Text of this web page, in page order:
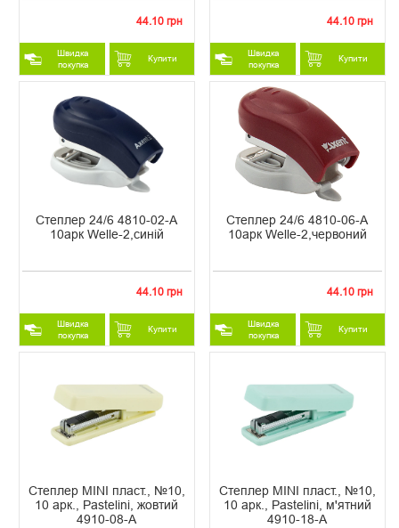
44.10 грн
Швидка
покупка
Купити
44.10 грн
Швидка
покупка
Купити
Степлер 24/6 4810-02-А
10арк Welle-2,синій
44.10 грн
Швидка
покупка
Купити
Степлер 24/6 4810-06-А
10арк Welle-2,червоний
44.10 грн
Швидка
покупка
Купити
Степлер MINI пласт., №10,
10 арк., Pastelini, жовтий
4910-08-A
Степлер MINI пласт., №10,
10 арк., Pastelini, м'ятний
4910-18-A